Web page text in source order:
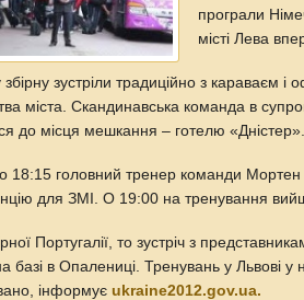
програли
місті Лева
збірну зустріли традиційно з караваєм і
міста. Скандинавська команда в
до місця мешкання – готелю «Дністер».
о 18:15 головний тренер команди
для ЗМІ. О 19:00 на тренування
Португалії, то зустріч з
базі в Опалениці. Тренувань у Львові у
інформує ukraine2012.gov.ua.